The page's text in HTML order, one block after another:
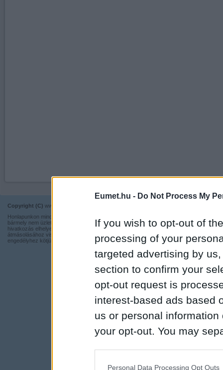
Eumet.hu - Do Not Process My
If you wish to opt-out of
processing of your
targeted advertising by
section to confirm your
opt-out request is
interest-based ads based
us or personal
your opt-out. You may
Personal Data Processing Opt Outs
Copyright (C) www.eumet.hu Minden jog fenntartva.
Honlapunkon minden információ szabadon és ingyen használható,
bármely nem üzleti tevékenységhez a forrás pontos megjelölésével,
hivatkozás elhelyezésével. Részeinek más honlapra történő
átmásolásához viszont nem járulunk hozzá, illetve írásos
engedélyhez kötjük.
Kapcsolat